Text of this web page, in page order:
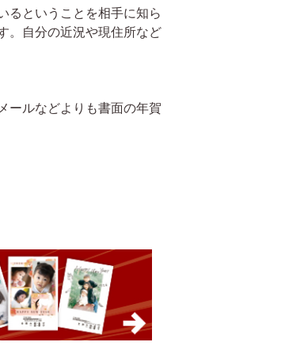
るということを相手に知ら
。自分の近況や現住所など
ールなどよりも書面の年賀